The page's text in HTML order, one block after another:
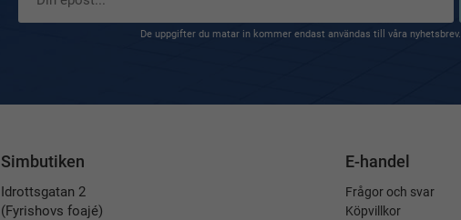
De uppgifter du matar in kommer endast användas till våra nyhetsbrev.
Simbutiken
Idrottsgatan 2
(Fyrishovs foajé)
E-handel
Frågor och svar
Köpvillkor